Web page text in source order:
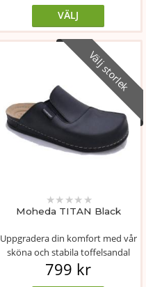
VÄLJ
Välj storlek
Moheda TITAN Black
★★ ★★ ★
Uppgradera din komfort med vår
sköna och stabila toffelsandal
från ...
799 kr